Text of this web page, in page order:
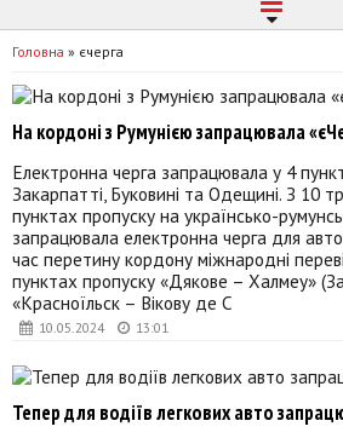
Головна » єчерга
10.05.2024 13:01
На кордоні з Румунією запрацювала
Електронна черга запрацювала у 4
Закарпатті, Буковині та Одещині. З 10
пунктах пропуску на українсько-
запрацювала електронна черга для
час перетину кордону міжнародні
пунктах пропуску «Дякове – Халмеу»
«Красноїльск – Вікову де С
Тепер для водіїв легкових авто